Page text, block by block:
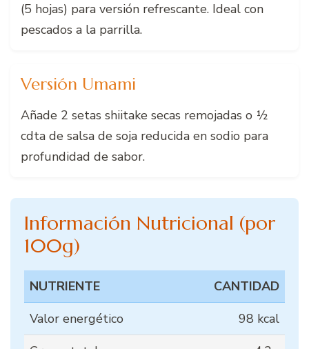
(5 hojas) para versión refrescante. Ideal con
pescados a la parrilla.
Versión Umami
Añade 2 setas shiitake secas remojadas o ½
cdta de salsa de soja reducida en sodio para
profundidad de sabor.
Información Nutricional (por
100g)
NUTRIENTE
CANTIDAD
Valor energético
98 kcal